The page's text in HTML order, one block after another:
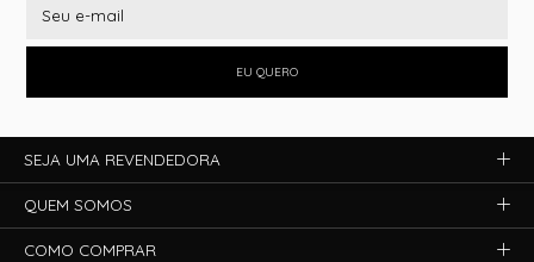
EU QUERO
SEJA UMA REVENDEDORA
QUEM SOMOS
COMO COMPRAR